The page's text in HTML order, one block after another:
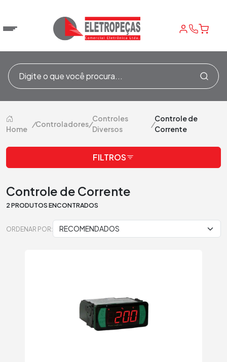
Home
/Controladores/
Controles
Diversos
/
Controle de
Corrente
FILTROS
Controle de Corrente
2 PRODUTOS ENCONTRADOS
ORDENAR POR: